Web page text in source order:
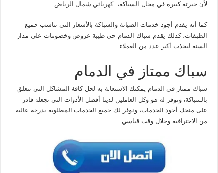
لأن خبرته كبيرة في مجال السباكة،كهربائي شمال الرياض
كما أنه يقدم أجود خدمات الصيانة والسباكة بالأسعار التي تناسب جميع
الطبقات، كذلك يقدم سباك الدمام حي طيبة عروض وخصومات على مدار
السنة ليجذب أكبر عدد من العملاء.
سباك ممتاز في الدمام
سباك ممتاز في الدمام يمكنك الاستعانة به لحل كافة المشاكل التي تتعلق
بالسباكة، ونوفر له هو وكل العاملين لدينا أفضل الأدوات التي تجعله قادر
على منحك أجود الخدمات، ونوفر لك جميع الخدمات المطلوبة بدرجة عالية
من الاحترافية وخلال وقت قياسي.